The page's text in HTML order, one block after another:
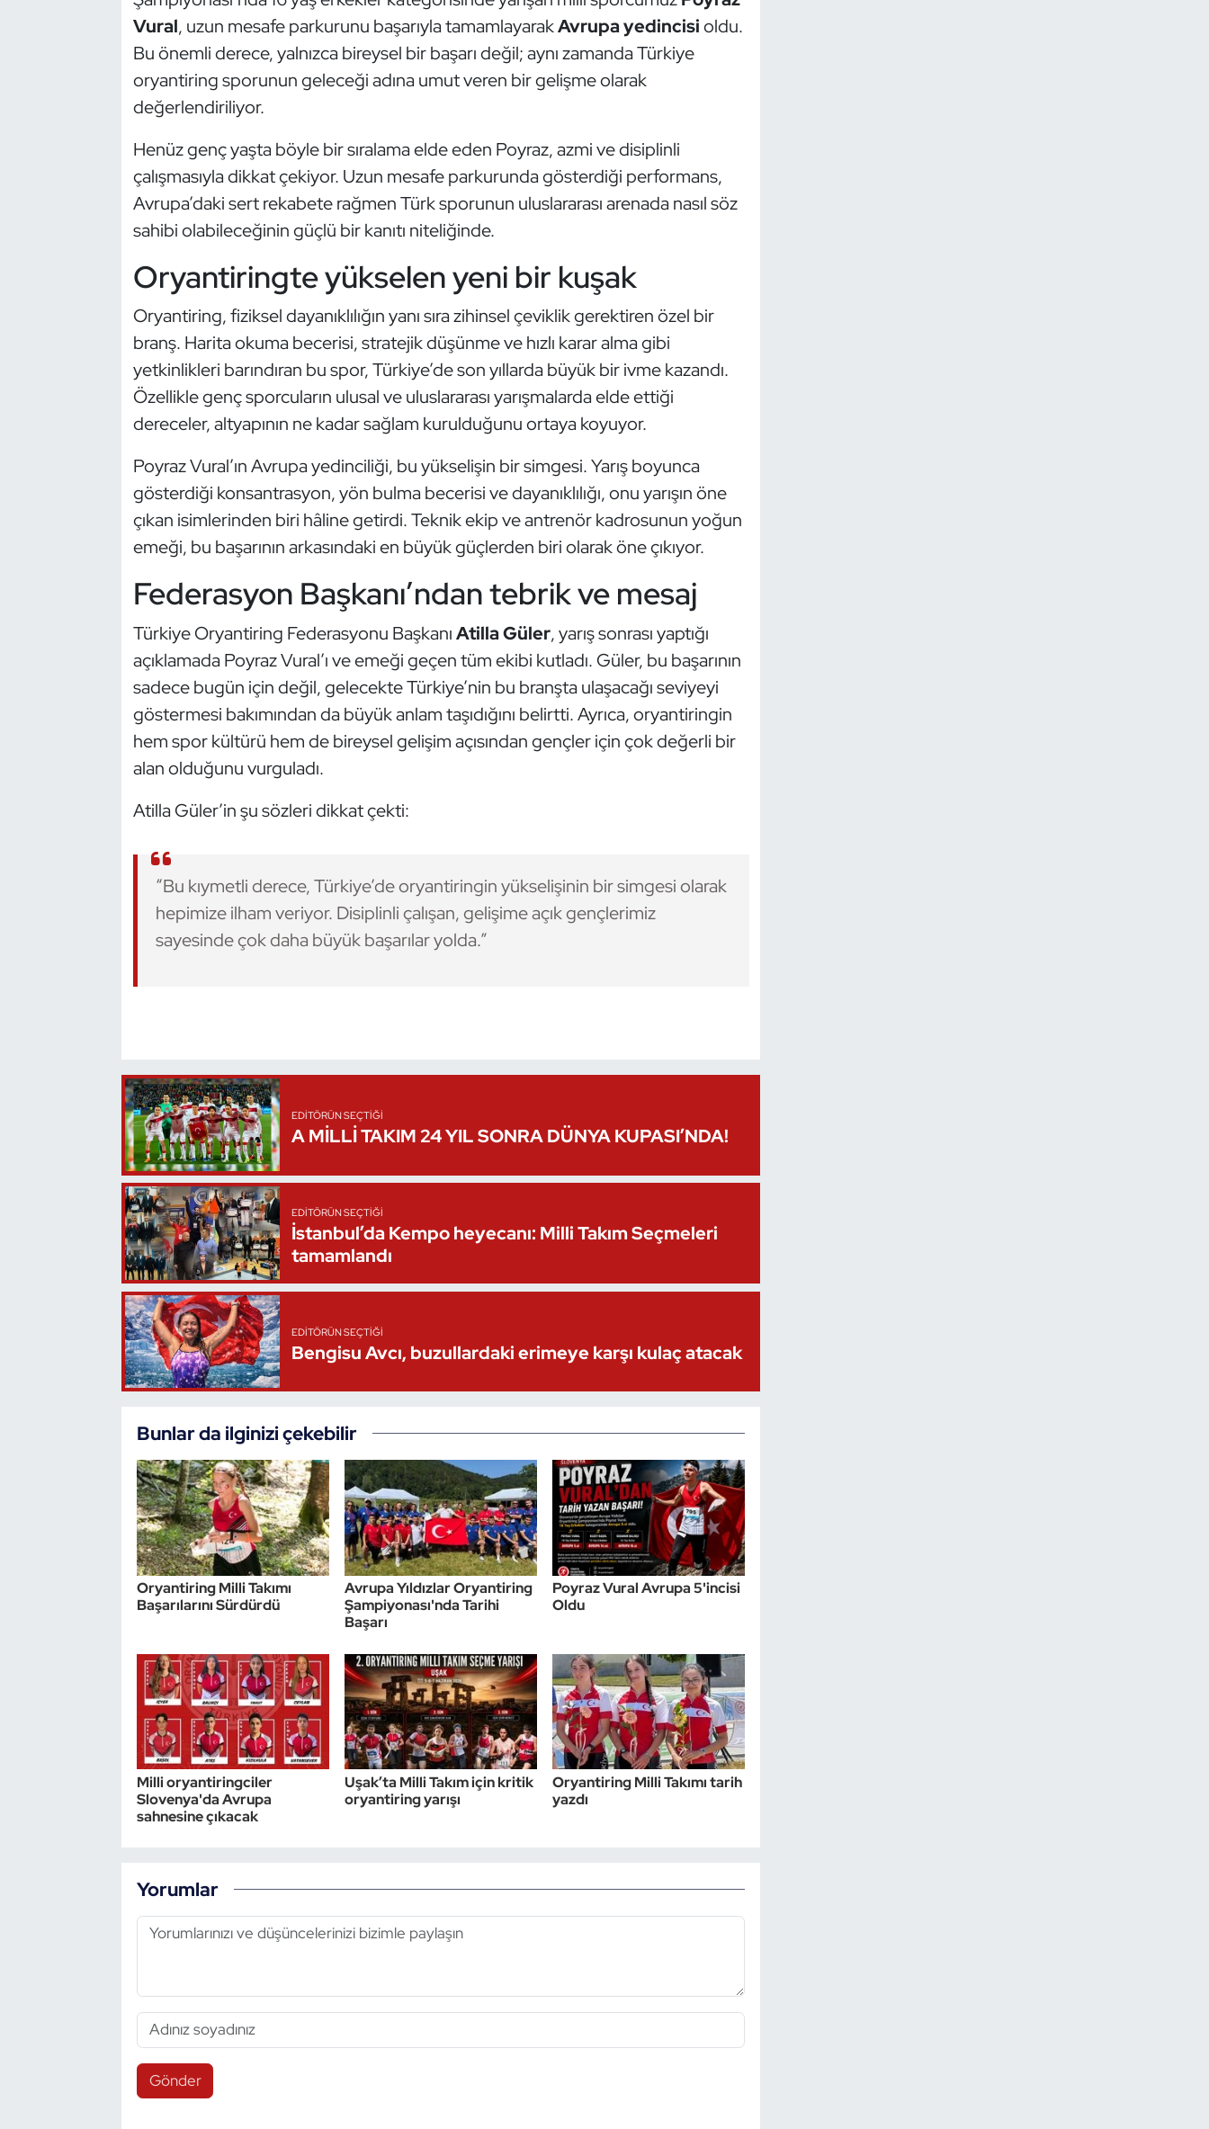
Vural, uzun mesafe parkurunu başarıyla tamamlayarakAvrupa yedincisioldu.
Bu önemli derece, yalnızca bireysel bir başarı değil; aynı zamanda Türkiye
oryantiring sporunun geleceği adına umut veren bir gelişme olarak
değerlendiriliyor.
Henüz genç yaşta böyle bir sıralama elde eden Poyraz, azmi ve disiplinli
çalışmasıyla dikkat çekiyor. Uzun mesafe parkurunda gösterdiği performans,
Avrupa’daki sert rekabete rağmen Türk sporunun uluslararası arenada nasıl söz
sahibi olabileceğinin güçlü bir kanıtı niteliğinde.
Oryantiringte yükselen yeni bir kuşak
Oryantiring, fiziksel dayanıklılığın yanı sıra zihinsel çeviklik gerektiren özel bir
branş. Harita okuma becerisi, stratejik düşünme ve hızlı karar alma gibi
yetkinlikleri barındıran bu spor, Türkiye’de son yıllarda büyük bir ivme kazandı.
Özellikle genç sporcuların ulusal ve uluslararası yarışmalarda elde ettiği
dereceler, altyapının ne kadar sağlam kurulduğunu ortaya koyuyor.
Poyraz Vural’ın Avrupa yedinciliği, bu yükselişin bir simgesi. Yarış boyunca
gösterdiği konsantrasyon, yön bulma becerisi ve dayanıklılığı, onu yarışın öne
çıkan isimlerinden biri hâline getirdi. Teknik ekip ve antrenör kadrosunun yoğun
emeği, bu başarının arkasındaki en büyük güçlerden biri olarak öne çıkıyor.
Federasyon Başkanı’ndan tebrik ve mesaj
Türkiye Oryantiring Federasyonu BaşkanıAtilla Güler, yarış sonrası yaptığı
açıklamada Poyraz Vural’ı ve emeği geçen tüm ekibi kutladı. Güler, bu başarının
sadece bugün için değil, gelecekte Türkiye’nin bu branşta ulaşacağı seviyeyi
göstermesi bakımından da büyük anlam taşıdığını belirtti. Ayrıca, oryantiringin
hem spor kültürü hem de bireysel gelişim açısından gençler için çok değerli bir
alan olduğunu vurguladı.
Atilla Güler’in şu sözleri dikkat çekti:
“Bu kıymetli derece, Türkiye’de oryantiringin yükselişinin bir simgesi olarak
hepimize ilham veriyor. Disiplinli çalışan, gelişime açık gençlerimiz
sayesinde çok daha büyük başarılar yolda.”
EDITÖRÜN SEÇTIĞI
A MİLLİ TAKIM 24 YIL SONRA DÜNYA KUPASI’NDA!
EDITÖRÜN SEÇTIĞI
İstanbul’da Kempo heyecanı: Milli Takım Seçmeleri
tamamlandı
EDITÖRÜN SEÇTIĞI
Bengisu Avcı, buzullardaki erimeye karşı kulaç atacak
Bunlar da ilginizi çekebilir
Oryantiring Milli Takımı
Başarılarını Sürdürdü
Avrupa Yıldızlar Oryantiring
Şampiyonası'nda Tarihi
Başarı
Poyraz Vural Avrupa 5'incisi
Oldu
Milli oryantiringciler
Slovenya'da Avrupa
sahnesine çıkacak
Uşak’ta Milli Takım için kritik
oryantiring yarışı
Oryantiring Milli Takımı tarih
yazdı
Yorumlar
Gönder
Hava Sporları
İşitme Engelli Sporcular
Judo ve Kuraş
Kano ve Rafting
Modern Pentatlon
Motor Sporları
Özel Sporcular
Sualtı Sporları
Wushu Kungfu